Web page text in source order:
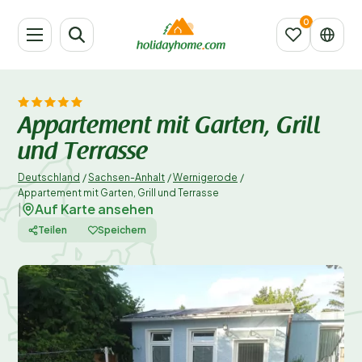
Appartement mit Garten, Grill
und Terrasse
Deutschland /Sachsen-Anhalt /Wernigerode /
Appartement mit Garten, Grill und Terrasse
Auf Karte ansehen
Teilen Speichern